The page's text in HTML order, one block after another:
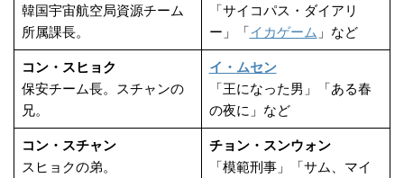
韓国宇宙航空局資源チーム
所属課長。
「サイコパス・ダイアリ
ー」「イカゲーム 」など
コン・スヒョク
保安チーム長。スチャンの
兄。
イ・ムセン
「王になった男」「ある春
の夜に」など
コン・スチャン
スヒョクの弟。
チョン・スンウォン
「模範刑事」「サム、マイ